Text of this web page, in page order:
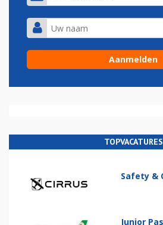
TOPVACATURES
Safety &
Junior